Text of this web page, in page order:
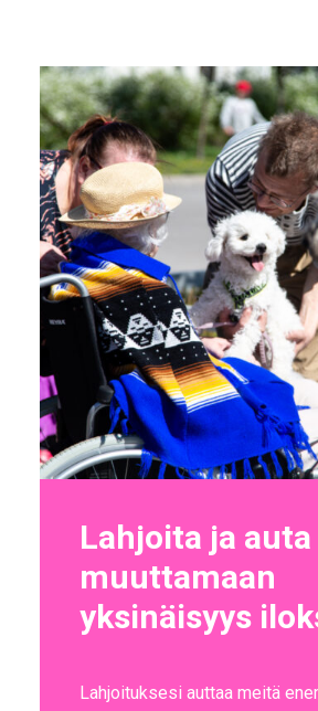
Lahjoita ja auta
muuttamaan
yksinäisyys
Lahjoituksesi auttaa meitä